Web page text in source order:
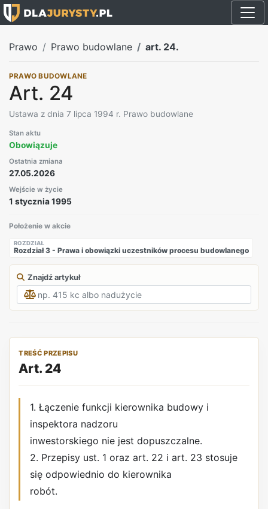
Prawo Prawo budowlane art. 24.
PRAWO BUDOWLANE
Art. 24
Ustawa z dnia 7 lipca 1994 r. Prawo budowlane
Stan aktu
Obowiązuje
Ostatnia zmiana
27.05.2026
Wejście w życie
1 stycznia 1995
Położenie w akcie
ROZDZIAŁ
Rozdział 3 - Prawa i obowiązki uczestników procesu budowlanego
Znajdź artykuł
TREŚĆ PRZEPISU
Art. 24
1. Łączenie funkcji kierownika budowy i
inspektora nadzoru
inwestorskiego nie jest dopuszczalne.
2. Przepisy ust. 1 oraz art. 22 i art. 23 stosuje
się odpowiednio do kierownika
robót.